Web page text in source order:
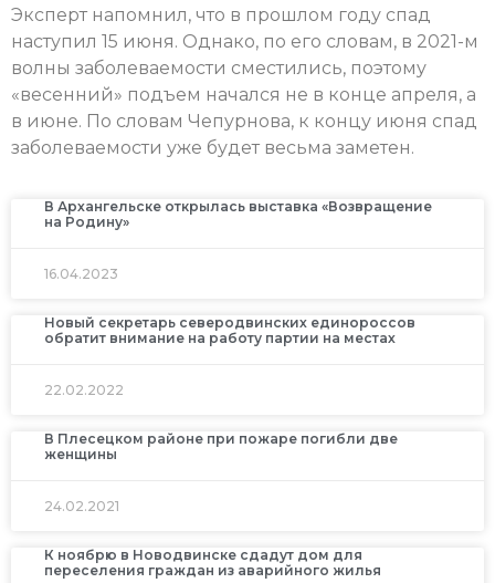
Эксперт напомнил, что в прошлом году спад
наступил 15 июня. Однако, по его словам, в 2021-м
волны заболеваемости сместились, поэтому
«весенний» подъем начался не в конце апреля, а
в июне. По словам Чепурнова, к концу июня спад
заболеваемости уже будет весьма заметен.
В Архангельске открылась выставка «Возвращение
на Родину»
16.04.2023
Новый секретарь северодвинских единороссов
обратит внимание на работу партии на местах
22.02.2022
В Плесецком районе при пожаре погибли две
женщины
24.02.2021
К ноябрю в Новодвинске сдадут дом для
переселения граждан из аварийного жилья